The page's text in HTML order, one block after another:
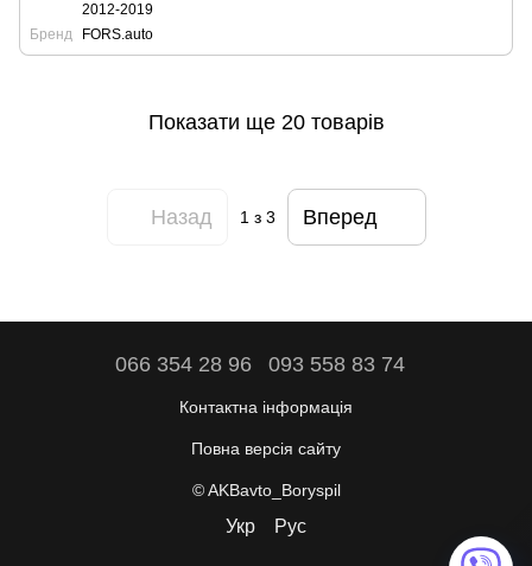
2012-2019
Бренд
FORS.auto
Показати ще 20 товарів
Назад 1 з 3 Вперед
066 354 28 96 093 558 83 74
Контактна інформація
Повна версія сайту
© AKBavto_Boryspil
Укр Рус